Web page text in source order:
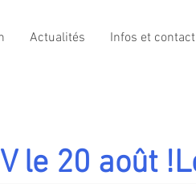
Actualités Infos et contact
le 20 août !